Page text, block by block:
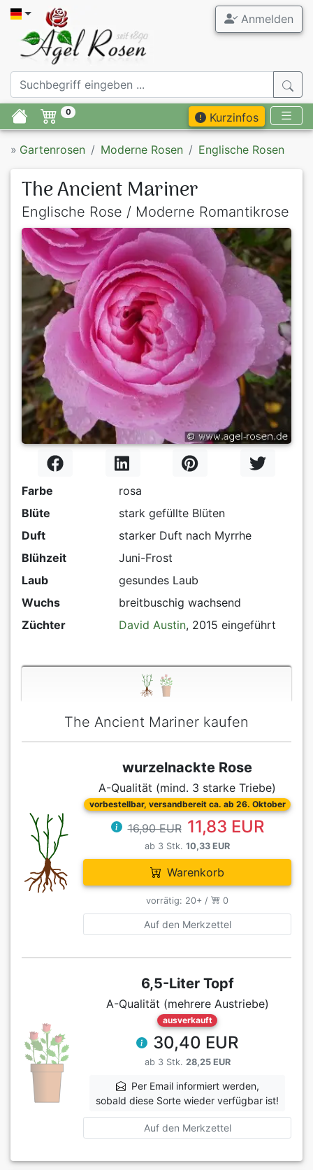
Anmelden
0 Kurzinfos
» Gartenrosen Moderne Rosen Englische Rosen
The Ancient Mariner
Englische Rose / Moderne Romantikrose
Farbe
rosa
Blüte
stark gefüllte Blüten
Duft
starker Duft nach Myrrhe
Blühzeit
Juni-Frost
Laub
gesundes Laub
Wuchs
breitbuschig wachsend
Züchter
David Austin, 2015 eingeführt
The Ancient Mariner kaufen
wurzelnackte Rose
A-Qualität (mind. 3 starke Triebe)
vorbestellbar, versandbereit ca. ab 26. Oktober
16,90 EUR 11,83 EUR
ab 3 Stk. 10,33 EUR
Warenkorb
vorrätig: 20+ / 0
Auf den Merkzettel
6,5-Liter Topf
A-Qualität (mehrere Austriebe)
ausverkauft
30,40 EUR
ab 3 Stk. 28,25 EUR
Per Email informiert werden,
sobald diese Sorte wieder verfügbar ist!
Auf den Merkzettel